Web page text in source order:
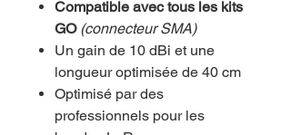
Compatible avec tous les kits
GO (connecteur SMA)
Un gain de 10 dBi et une
longueur optimisée de 40 cm
Optimisé par des
professionnels pour les